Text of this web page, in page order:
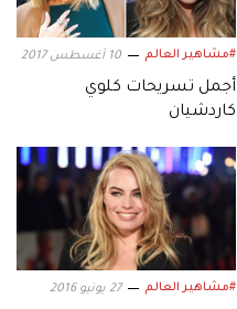
#مشاهير العالم 10 أغسطس 2017
أجمل تسريحات كلوي
كاردشيان
#مشاهير العالم 27 يونيو 2016